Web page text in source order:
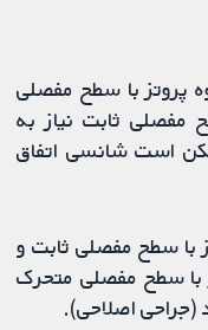
هر 1000 زانوی گروه پروتز با سطح مفصلی
مفصلی ثابت نیاز به
است شانسی اتفاق
گروه پروتز با سطح مفصلی ثابت و
گروه پروتز با سطح مفصلی متحرک
(جراحی اصلاحی).